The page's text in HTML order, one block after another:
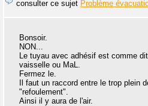
consulter ce sujet Problème
Bonsoir.
NON...
Le tuyau avec adhésif est comme
vaisselle ou MaL.
Fermez le.
Il faut un raccord entre le trop plein
"refoulement".
Ainsi il y aura de l'air.